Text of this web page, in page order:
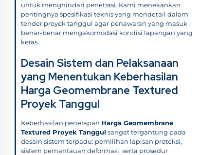
untuk menghindari penetrasi. Kami menekankan
pentingnya spesifikasi teknis yang mendetail dalam
tender proyek tanggul agar penawaran yang masuk
benar-benar mengakomodasi kondisi lapangan yang
keras.
Desain Sistem dan Pelaksanaan
yang Menentukan Keberhasilan
Harga Geomembrane Textured
Proyek Tanggul
Keberhasilan penerapan Harga Geomembrane
Textured Proyek Tanggul sangat tergantung pada
desain sistem terpadu: pemilihan lapisan proteksi,
sistem pemantauan deformasi, serta prosedur